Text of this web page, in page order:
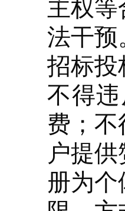
主权等
法干预
招标投
不得
费；
户提
册为